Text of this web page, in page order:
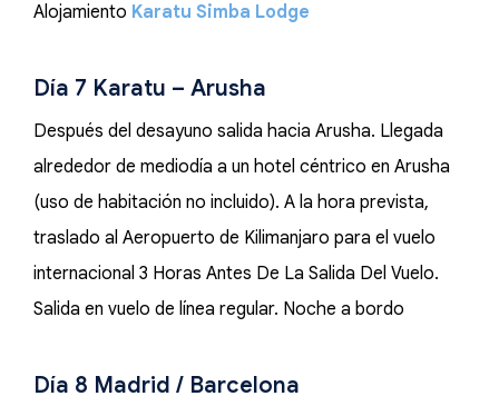
Alojamiento Karatu Simba Lodge
Día 7 Karatu – Arusha
Después del desayuno salida hacia Arusha. Llegada
alrededor de mediodía a un hotel céntrico en Arusha
(uso de habitación no incluido). A la hora prevista,
traslado al Aeropuerto de Kilimanjaro para el vuelo
internacional 3 Horas Antes De La Salida Del Vuelo.
Salida en vuelo de línea regular. Noche a bordo
Día 8 Madrid / Barcelona